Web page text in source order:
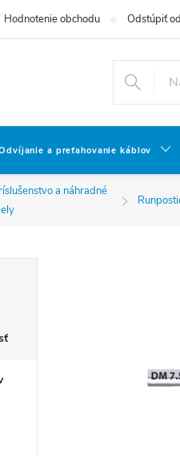
Hodnotenie obchodu Odstúpiť
a preťahovanie káblov
a náhradné